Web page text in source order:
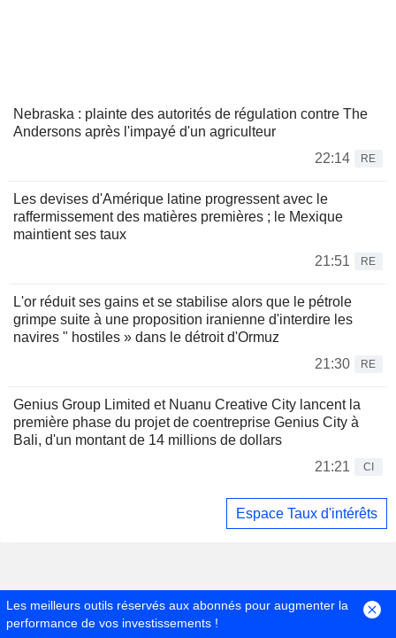
Nebraska : plainte des autorités de régulation contre The
Andersons après l'impayé d'un agriculteur
22:14
RE
Les devises d'Amérique latine progressent avec le
raffermissement des matières premières ; le Mexique
maintient ses taux
21:51
RE
L'or réduit ses gains et se stabilise alors que le pétrole
grimpe suite à une proposition iranienne d'interdire les
navires " hostiles » dans le détroit d'Ormuz
21:30
RE
Genius Group Limited et Nuanu Creative City lancent la
première phase du projet de coentreprise Genius City à
Bali, d'un montant de 14 millions de dollars
21:21
CI
Espace Taux d'intérêts
Les meilleurs outils réservés aux abonnés pour augmenter la
performance de vos investissements !